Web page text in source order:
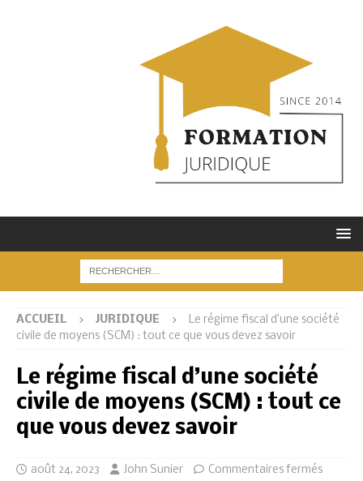
ACCUEIL JURIDIQUE
Le régime fiscal d’une société
civile de moyens (SCM) : tout ce que vous devez savoir
Le régime fiscal d’une société
civile de moyens (SCM) : tout ce
que vous devez savoir
août 24, 2023 John Sunier Commentaires fermés